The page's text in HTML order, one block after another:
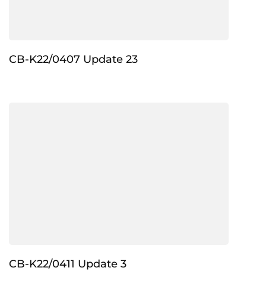
CB-K22/0407 Update 23
CB-K22/0411 Update 3